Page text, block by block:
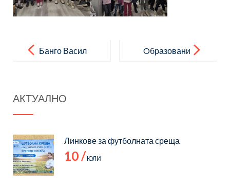
navigationБанго Васил
Oбразовани
АКТУАЛНО
Линкове за футболната среща
10 / ЮЛИ